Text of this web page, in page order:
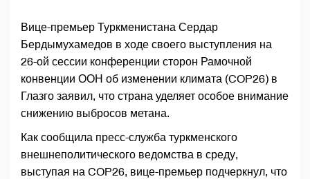
Вице-премьер Туркменистана Сердар
Бердымухамедов в ходе своего выступления на
26-ой сессии конференции сторон Рамочной
конвенции ООН об изменении климата (COP26) в
Глазго заявил, что страна уделяет особое внимание
снижению выбросов метана.
Как сообщила пресс-служба туркменского
внешнеполитического ведомства в среду,
выступая на COP26, вице-премьер подчеркнул, что